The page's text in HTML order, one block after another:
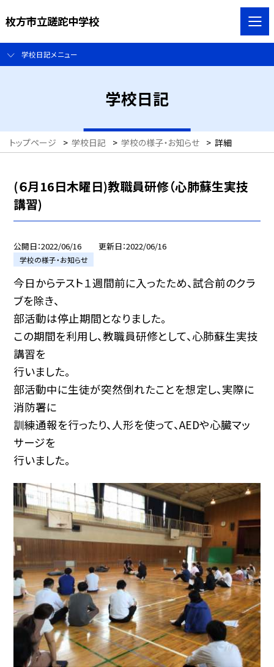
枚方市立蹉跎中学校
学校日記メニュー
学校日記
トップページ > 学校日記 > 学校の様子・お知らせ > 詳細
(６月16日木曜日)教職員研修（心肺蘇生実技
講習)
公開日 2022/06/16 更新日 2022/06/16
学校の様子・お知らせ
今日からテスト１週間前に入ったため、試合前のクラ
ブを除き、
部活動は停止期間となりました。
この期間を利用し、教職員研修として、心肺蘇生実技
講習を
行いました。
部活動中に生徒が突然倒れたことを想定し、実際に
消防署に
訓練通報を行ったり、人形を使って、AEDや心臓マッ
サージを
行いました。